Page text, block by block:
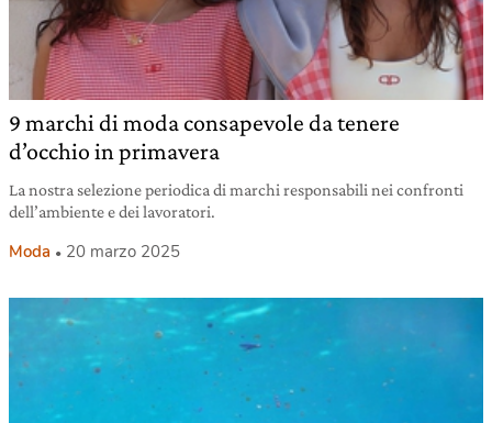
9 marchi di moda consapevole da tenere
d’occhio in primavera
La nostra selezione periodica di marchi responsabili nei confronti
dell’ambiente e dei lavoratori.
Moda 20 marzo 2025